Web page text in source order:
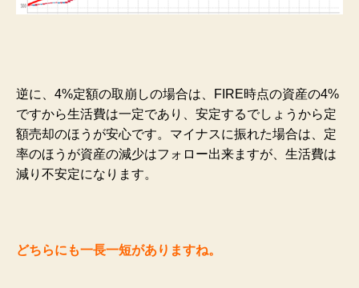
逆に、4%定額の取崩しの場合は、FIRE時点の資産の4%
ですから生活費は一定であり、安定するでしょうから定
額売却のほうが安心です。マイナスに振れた場合は、定
率のほうが資産の減少はフォロー出来ますが、生活費は
減り不安定になります。
どちらにも一長一短がありますね。